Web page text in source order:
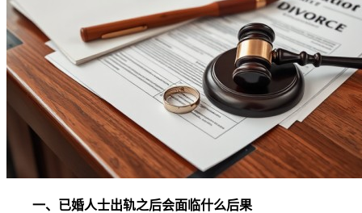
一、已婚人士出轨之后会面临什么后果